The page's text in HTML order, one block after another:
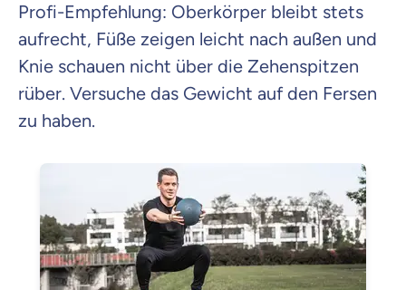
Profi-Empfehlung: Oberkörper bleibt stets
aufrecht, Füße zeigen leicht nach außen und
Knie schauen nicht über die Zehenspitzen
rüber. Versuche das Gewicht auf den Fersen
zu haben.